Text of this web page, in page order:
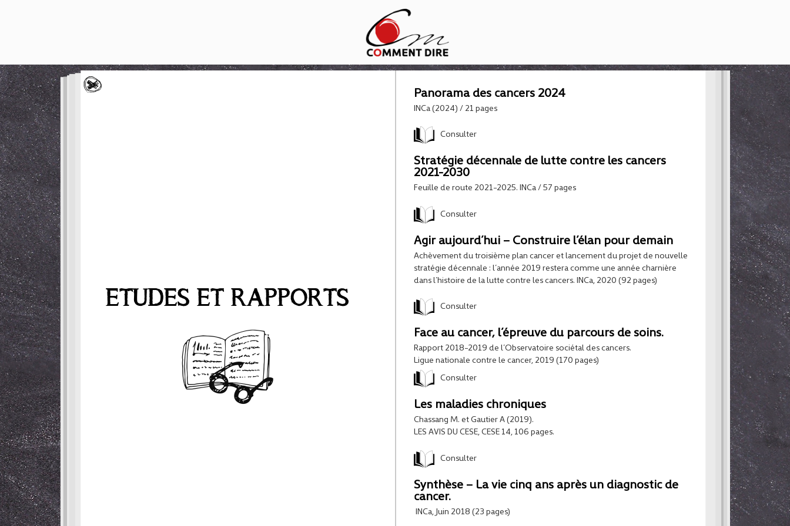
ETUDES ET RAPPORTS
Panorama des cancers 2024
INCa (2024) / 21 pages
Consulter
Stratégie décennale de lutte contre les cancers
2021-2030
Feuille de route 2021-2025. INCa / 57 pages
Consulter
Agir aujourd’hui – Construire l’élan pour demain
Achèvement du troisième plan cancer et lancement du projet de nouvelle
stratégie décennale : l’année 2019 restera comme une année charnière
dans l’histoire de la lutte contre les cancers. INCa, 2020 (92 pages)
Consulter
Face au cancer, l’épreuve du parcours de soins.
Rapport 2018-2019 de l’Observatoire sociétal des cancers.
Ligue nationale contre le cancer, 2019 (170 pages)
Consulter
Les maladies chroniques
Chassang M. et Gautier A (2019).
LES AVIS DU CESE, CESE 14, 106 pages.
Consulter
Synthèse – La vie cinq ans après un diagnostic de
cancer.
INCa, Juin 2018 (23 pages)